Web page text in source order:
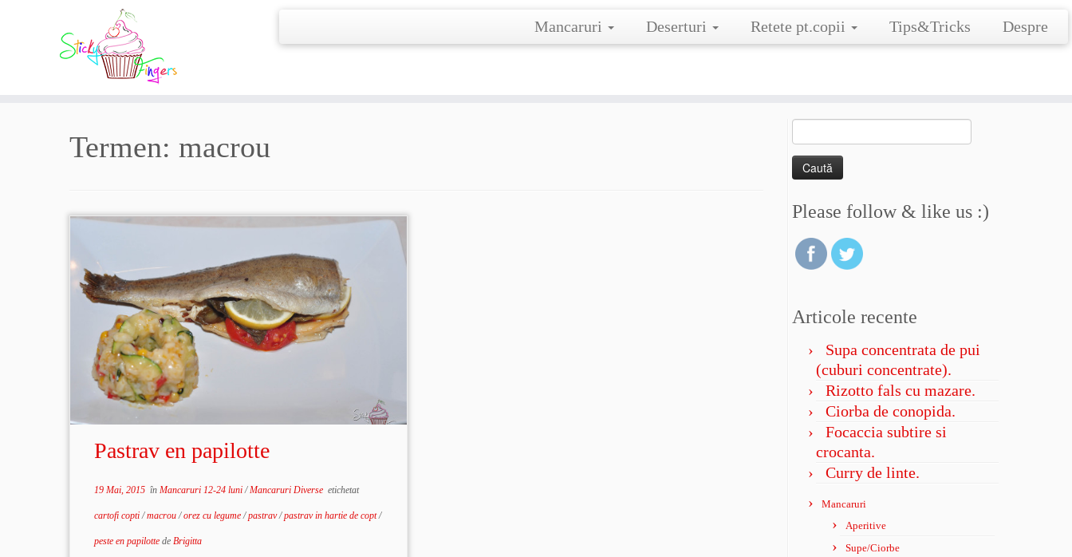
Mancaruri Deserturi Retete pt.copii Tips&Tricks Despre
Termen: macrou
Pastrav en papilotte
19 Mai, 2015în Mancaruri 12-24 luni/Mancaruri Diverse etichetat
cartofi copti/macrou/orez cu legume/pastrav/pastrav in hartie de copt/
peste en papilotte de Brigitta
după:
Please follow & like us :)
Articole recente
Supa concentrata de pui
(cuburi concentrate).
Rizotto fals cu mazare.
Ciorba de conopida.
Focaccia subtire si
crocanta.
Curry de linte.
Mancaruri
Aperitive
Supe/Ciorbe